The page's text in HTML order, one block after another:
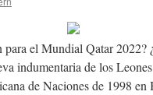
para el Mundial Qatar 2022?
indumentaria de los
de Naciones de 1998